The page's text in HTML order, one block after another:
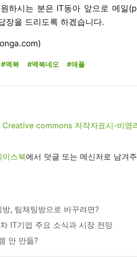
하시는 분은 IT동아 앞으로 메일
장을 드리도록 하겠습니다.
#맥북 #맥북네오 #애플
Creative commons 저작자표시-비영
스북에서 덧글 또는 메신저로 남겨
, 팀채팅방으로 바꾸려면?
IT기업 주요 소식과 시장 전망
안 만듦?